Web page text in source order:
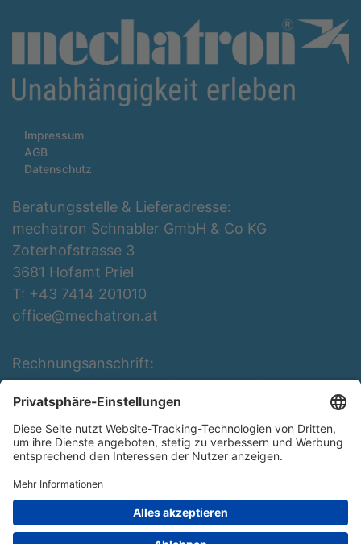
Impressum
AGB
Datenschutz
Beratungsstelle & Lieferadresse:
mechatron Schnabler GmbH & Co KG
Zoterhofstrasse 3
3681 Hofamt Priel
T: +43 7414 201010
office@mechatron.at
Rechnungsanschrift:
mechatron Schnabler GmbH & Co KG
Rottenbergerstraße 3
3681 Hofamt Priel
T: +43 7414 201010